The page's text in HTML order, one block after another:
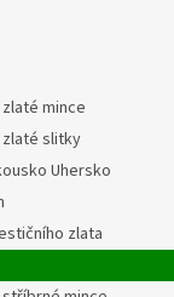
mince
slitky
Uhersko
zlata